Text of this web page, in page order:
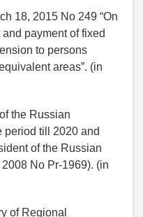
18, 2015 No 249 “On
payment of fixed
to persons
areas”. (in
the Russian
period till 2020 and
of the Russian
No Pr-1969). (in
of Regional